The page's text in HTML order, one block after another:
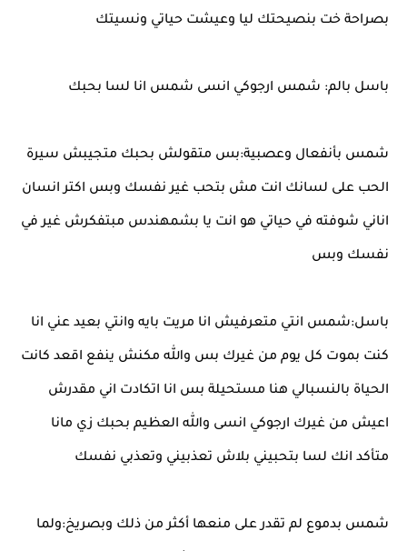
بصراحة خت بنصيحتك ليا وعيشت حياتي ونسيتك
باسل بالم: شمس ارجوكي انسى شمس انا لسا بحبك
شمس بأنفعال وعصبية:بس متقولش بحبك متجيبش سيرة
الحب على لسانك انت مش بتحب غير نفسك وبس اكتر انسان
اناني شوفته في حياتي هو انت يا بشمهندس مبتفكرش غير في
نفسك وبس
باسل:شمس انتي متعرفيش انا مريت بايه وانتي بعيد عني انا
كنت بموت كل يوم من غيرك بس والله مكنش ينفع اقعد كانت
الحياة بالنسبالي هنا مستحيلة بس انا اتكادت اني مقدرش
اعيش من غيرك ارجوكي انسى والله العظيم بحبك زي مانا
متأكد انك لسا بتحبيني بلاش تعذبيني وتعذبي نفسك
شمس بدموع لم تقدر على منعها أكثر من ذلك وبصريخ:ولما